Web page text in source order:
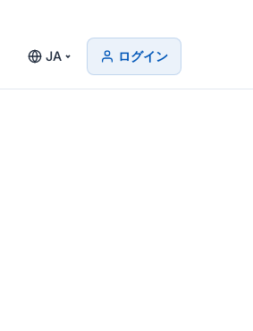
JA ログイン